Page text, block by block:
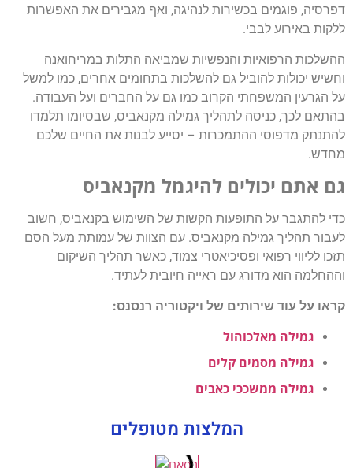
דפרסיה, פוגמים בכשירות לנהיגה, ואף מגבירים את האפשרות
ללקות באירוע לבבי.
ההשלכות הרפואיות והנפשיות שמביאה התלות במריחואנה
וחשיש יכולות להוביל גם להשלכות בתחומים אחרים, כמו למשל
על הגרעין המשפחתי הקרוב כמו גם על החברים ועל העבודה.
בהתאם לכך, כניסה לתהליך גמילה מקנאביס, שבסיומו תלמדו
להתנתק מדפוסי ההתמכרות – יסייע לבנות את החיים שלכם
מחדש.
גם אתם יכולים להיגמל מקנאביס
כדי להתגבר על התופעות הקשות של השימוש בקנאביס, חשוב
לעבור תהליך גמילה מקנאביס. עם הצוות של עמותת מעל הסם
תזכו לליווי רפואי ופסיכיאטרי צמוד, כאשר תהליך השיקום
וההחלמה הוא מדורג עם ראייה חיובית לעתיד.
קראו על עוד שירותים של ויקטוריה רנסנס:
גמילה מאלכוהול
גמילה מסמים קלים
גמילה ממשככי כאבים
המלצות מטופלים